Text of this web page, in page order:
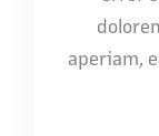
aperiam,